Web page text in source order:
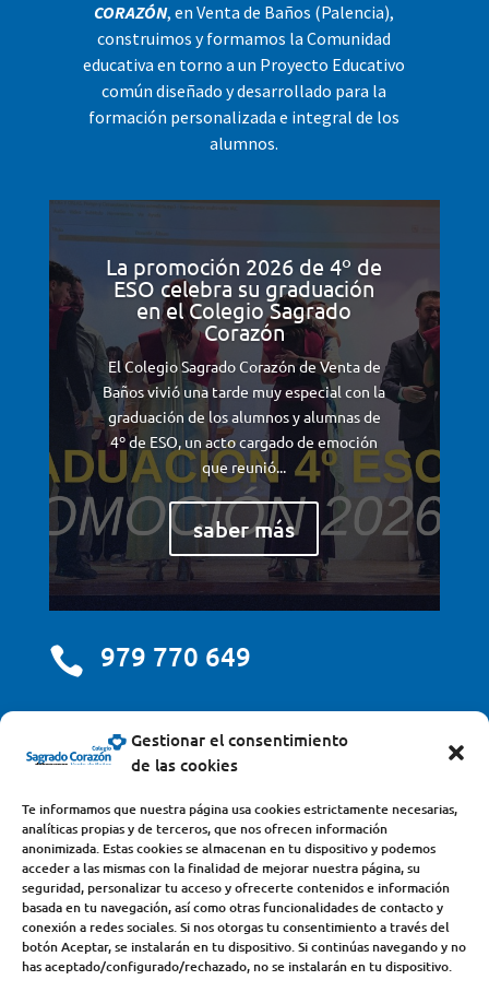
Gestionar el consentimiento
de las cookies
Te informamos que nuestra página usa cookies estrictamente necesarias,
analíticas propias y de terceros, que nos ofrecen información
anonimizada. Estas cookies se almacenan en tu dispositivo y podemos
acceder a las mismas con la finalidad de mejorar nuestra página, su
seguridad, personalizar tu acceso y ofrecerte contenidos e información
basada en tu navegación, así como otras funcionalidades de contacto y
conexión a redes sociales. Si nos otorgas tu consentimiento a través del
botón Aceptar, se instalarán en tu dispositivo. Si continúas navegando y no
has aceptado/configurado/rechazado, no se instalarán en tu dispositivo.
CORAZÓN, en Venta de Baños (Palencia),
construimos y formamos la Comunidad
educativa en torno a un Proyecto Educativo
común diseñado y desarrollado para la
formación personalizada e integral de los
alumnos.
La promoción 2026 de 4º de
ESO celebra su graduación
en el Colegio Sagrado
Corazón
El Colegio Sagrado Corazón de Venta de
Baños vivió una tarde muy especial con la
graduación de los alumnos y alumnas de
4º de ESO, un acto cargado de emoción
que reunió...
saber más
 979 770 649
centro@scjdehon.com
Colegio y Seminario Sagrado Corazón
Avda. Castilla y León, s/n – 34200 – Venta de Baños
(Palencia) – Teléfono 979770649